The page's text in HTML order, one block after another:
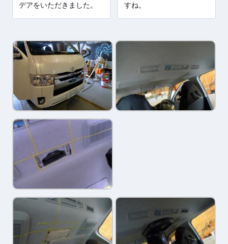
デアをいただきました。
すね。